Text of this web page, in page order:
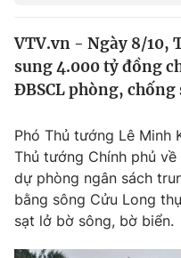
Thế giới
Tin tức
Câu chuyện quốc tế
Kinh tế
Tài chính
Thị trường
Góc doanh nghiệp
Dữ liệu và đời sống
Truyền hình
Phim VTV
Giải trí
VTV.vn - Ngày 8/10,
sung 4.000 tỷ đồng
ĐBSCL phòng,
Phó Thủ tướng Lê Minh
Thủ tướng Chính phủ
dự phòng ngân sách
bằng sông Cửu Long
sạt lở bờ sông, bờ biển.